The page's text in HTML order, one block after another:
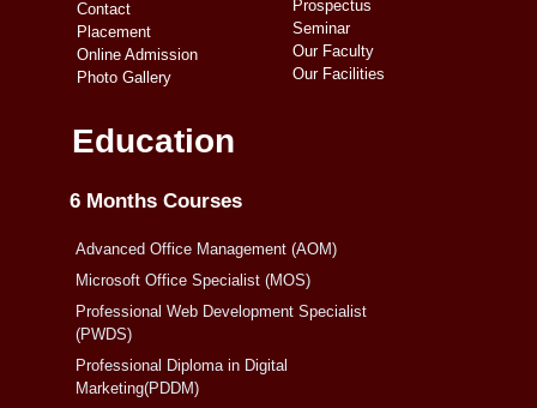
Contact
Placement
Online Admission
Photo Gallery
Prospectus
Seminar
Our Faculty
Our Facilities
Education
6 Months Courses
Advanced Office Management (AOM)
Microsoft Office Specialist (MOS)
Professional Web Development Specialist
(PWDS)
Professional Diploma in Digital
Marketing(PDDM)